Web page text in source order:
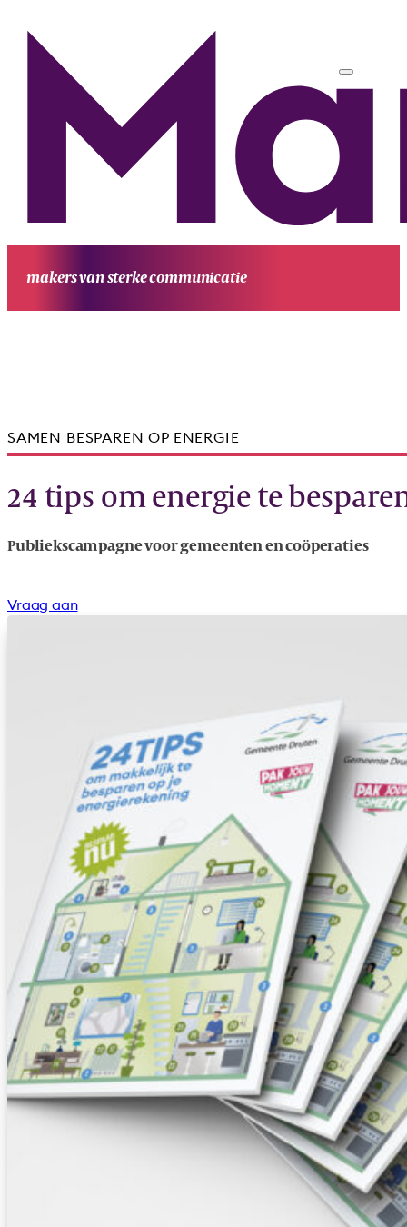
makers van sterke communicatie
SAMEN BESPAREN OP ENERGIE
24 tips om energie te
Publiekscampagne voor gemeenten en coöperaties
Vraag aan